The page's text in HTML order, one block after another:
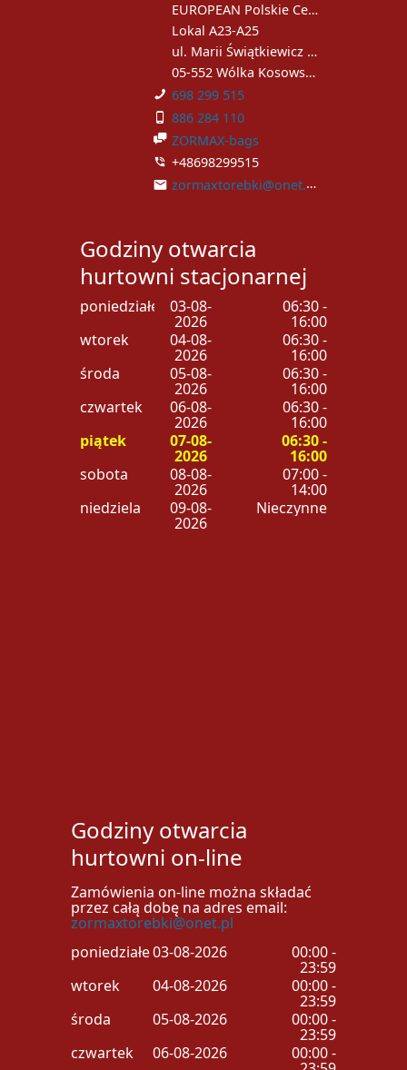
EUROPEAN Polskie Centrum Handlowe
Lokal A23-A25
ul. Marii Świątkiewicz 51
05-552 Wólka Kosowska
698 299 515
886 284 110
ZORMAX-bags
+48698299515
zormaxtorebki@onet.pl
Godziny otwarcia
hurtowni stacjonarnej
poniedziałek 03-08-
2026
06:30 -
16:00
wtorek
04-08-
2026
06:30 -
16:00
środa
05-08-
2026
06:30 -
16:00
czwartek
06-08-
2026
06:30 -
16:00
piątek
07-08-
2026
06:30 -
16:00
sobota
08-08-
2026
07:00 -
14:00
niedziela
09-08-
2026
Nieczynne
Godziny otwarcia
hurtowni on-line
Zamówienia on-line można składać
przez całą dobę na adres email:
zormaxtorebki@onet.pl
poniedziałek03-08-2026 00:00 -
23:59
wtorek
04-08-2026 00:00 -
23:59
środa
05-08-2026 00:00 -
23:59
czwartek
06-08-2026 00:00 -